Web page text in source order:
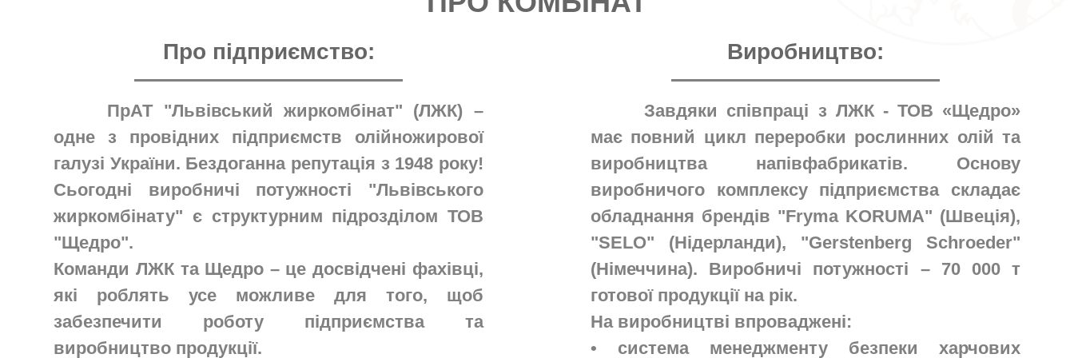
Про підприємство:
ПрАТ "Львівський жиркомбінат" (ЛЖК) –
одне з провідних підприємств олійножирової
галузі України. Бездоганна репутація з 1948 року!
Сьогодні виробничі потужності "Львівського
жиркомбінату" є структурним підрозділом ТОВ
"Щедро".
Команди ЛЖК та Щедро – це досвідчені фахівці,
які роблять усе можливе для того, щоб
забезпечити роботу підприємства та
виробництво продукції.
Виробництво:
Завдяки співпраці з ЛЖК - ТОВ «Щедро»
має повний цикл переробки рослинних олій та
виробництва напівфабрикатів. Основу
виробничого комплексу підприємства складає
обладнання брендів "Fryma KORUMA" (Швеція),
"SELO" (Нідерланди), "Gerstenberg Schroeder"
(Німеччина). Виробничі потужності – 70 000 т
готової продукції на рік.
На виробництві впроваджені:
• система менеджменту безпеки харчових